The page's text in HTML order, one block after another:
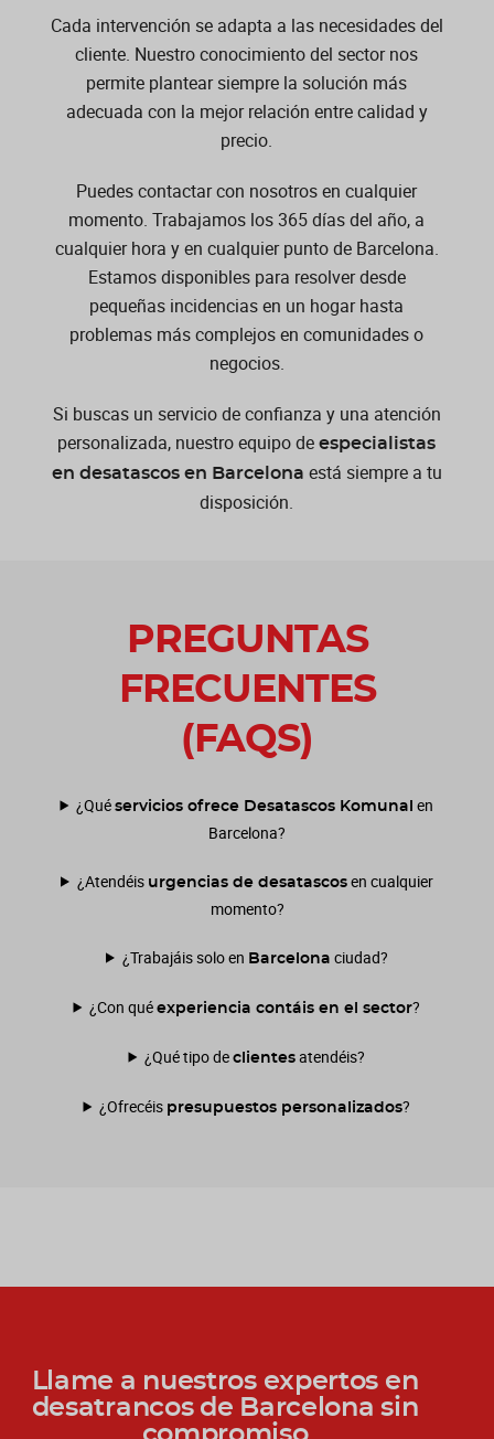
Cada intervención se adapta a las necesidades del
cliente. Nuestro conocimiento del sector nos
permite plantear siempre la solución más
adecuada con la mejor relación entre calidad y
precio.
Puedes contactar con nosotros en cualquier
momento. Trabajamos los 365 días del año, a
cualquier hora y en cualquier punto de Barcelona.
Estamos disponibles para resolver desde
pequeñas incidencias en un hogar hasta
problemas más complejos en comunidades o
negocios.
Si buscas un servicio de confianza y una atención
personalizada, nuestro equipo deespecialistas
en desatascos en Barcelona está siempre a tu
disposición.
PREGUNTAS
FRECUENTES
(FAQS)
¿Quéservicios ofrece Desatascos Komunal en
Barcelona?
¿Atendéis urgencias de desatascosen cualquier
momento?
¿Trabajáis solo en Barcelona ciudad?
¿Con quéexperiencia contáis en el sector?
¿Qué tipo declientes atendéis?
¿Ofrecéis presupuestos personalizados?
Llame a nuestros expertos en
desatrancos de Barcelona sin